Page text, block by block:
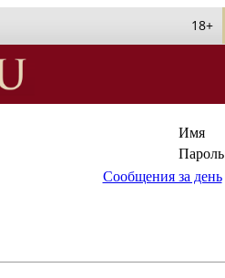
18+
Имя
Пароль
Сообщения за день